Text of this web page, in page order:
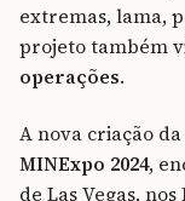
extremas, lama,
projeto também
operações.
A nova criação
MINExpo 2024,
de Las Vegas,